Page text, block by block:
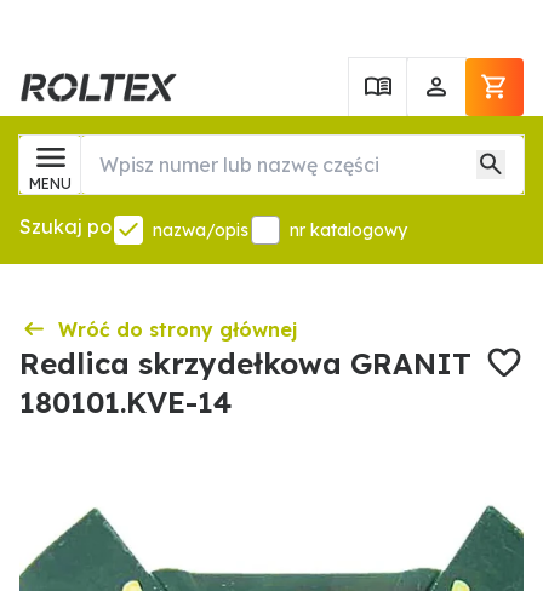
MENU
Szukaj po nazwa/opis nr katalogowy
Wróć do strony głównej
Redlica skrzydełkowa GRANIT
180101.KVE-14